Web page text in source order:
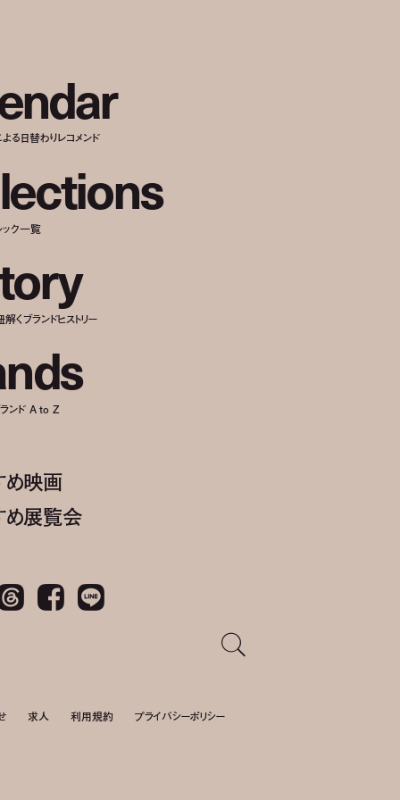
ndar
る日替わりレコメンド
ections
ック一覧
ory
くブランドヒストリー
nds
ランド A to Z
映画
展覧会
Facebook LINE
求人 利用規約 プライバシーポリシー